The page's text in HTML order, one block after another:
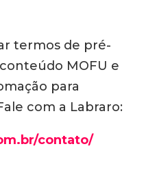
termos de pré-
MOFU e
para
com a Labraro:
contato/